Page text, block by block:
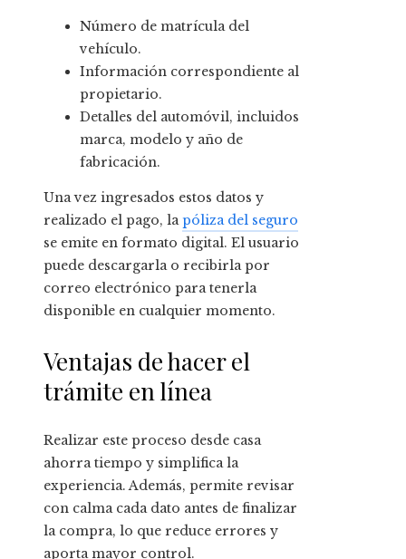
Número de matrícula del
vehículo.
Información correspondiente al
propietario.
Detalles del automóvil, incluidos
marca, modelo y año de
fabricación.
Una vez ingresados estos datos y
realizado el pago, lapóliza del seguro
se emite en formato digital. El usuario
puede descargarla o recibirla por
correo electrónico para tenerla
disponible en cualquier momento.
Ventajas de hacer el
trámite en línea
Realizar este proceso desde casa
ahorra tiempo y simplifica la
experiencia. Además, permite revisar
con calma cada dato antes de finalizar
la compra, lo que reduce errores y
aporta mayor control.